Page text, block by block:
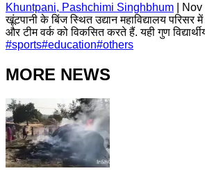
Khuntpani, Pashchimi Singhbhum
Nov
खूंटपानी के बिंज स्थित उद्यान महाविद्यालय
और टीम वर्क को विकसित करते हैं. यही गुण
#sports#education#others
MORE NEWS